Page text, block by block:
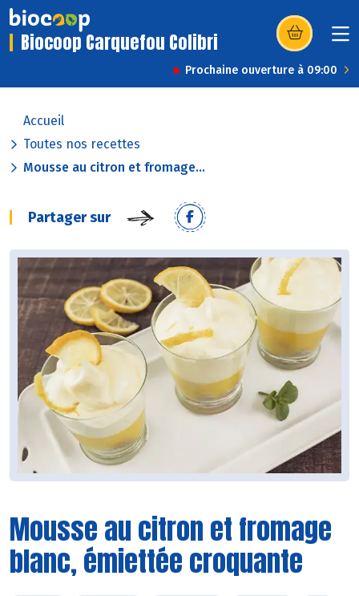
Biocoop Carquefou Colibri (s’ouvre dans
Prochaine ouverture à 09:00
Accueil
Toutes nos recettes
Mousse au citron et fromage...
Partager sur
Mousse au citron et fromage
blanc, émiettée croquante